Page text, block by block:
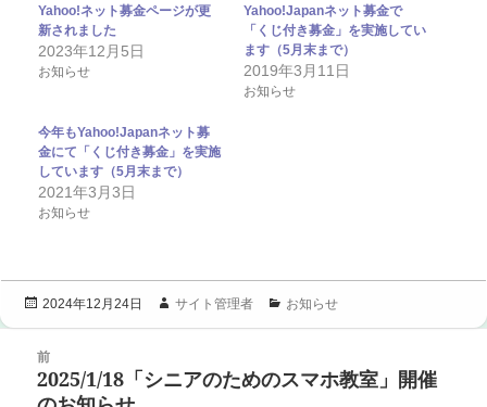
Yahoo!ネット募金ページが更
新されました
2023年12月5日
お知らせ
Yahoo!Japanネット募金で
「くじ付き募金」を実施してい
ます（5月末まで）
2019年3月11日
お知らせ
今年もYahoo!Japanネット募
金にて「くじ付き募金」を実施
しています（5月末まで）
2021年3月3日
お知らせ
投
2024年12月24日
作
サイト管理者
カ
ー
お知らせ
前
前
2025/1/18「シニアのためのスマホ教室」開催